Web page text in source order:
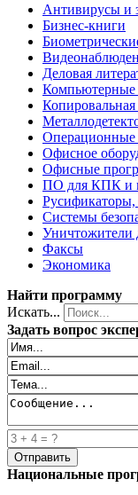
Антивирусы и
Бизнес-книги
Деловая
Копировальная
Операционные
Офисное
Офисные
ПО для КПК и
Русификаторы,
Системы
Уничтожители
Факсы
Экономика
Найти программу
Искать...
Задать вопрос
Национальные